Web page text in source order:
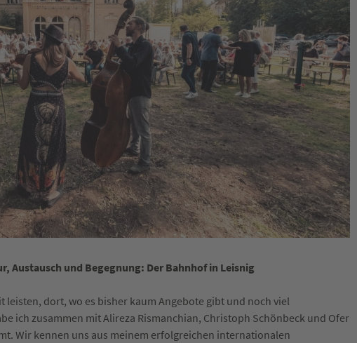
Austausch und Begegnung: Der Bahnhof in Leisnig
dort, wo es bisher kaum Angebote gibt und noch viel
ich zusammen mit Alireza Rismanchian, Christoph Schönbeck und Ofer
Wir kennen uns aus meinem erfolgreichen internationalen